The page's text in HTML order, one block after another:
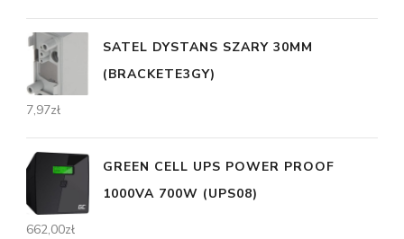
SATEL DYSTANS SZARY 30MM
(BRACKETE3GY)
7,97zł
GREEN CELL UPS POWER PROOF
1000VA 700W (UPS08)
662,00zł